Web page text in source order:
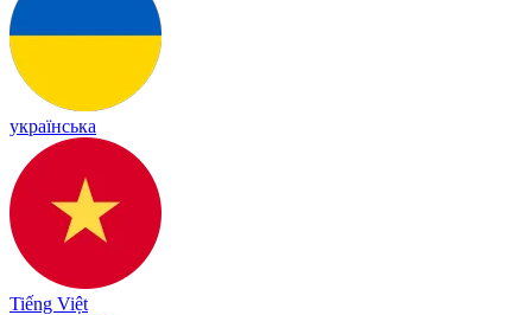
українська
Tiếng Việt